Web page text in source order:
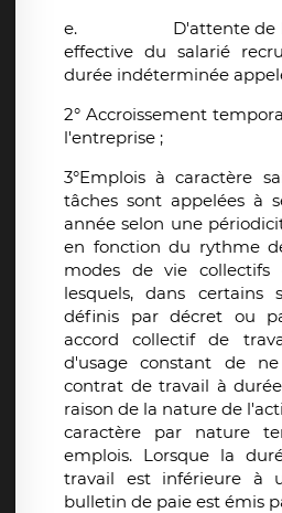
e.
D'attente de
effective du salarié
durée indéterminée
2° Accroissement
l'entreprise ;
3°Emplois à caractère
tâches sont appelées à
année selon une
en fonction du rythme
modes de vie
lesquels, dans certains
définis par décret ou
accord collectif de
d'usage constant de
contrat de travail à
raison de la nature de
caractère par nature
emplois. Lorsque la
travail est inférieure à
bulletin de paie est émis